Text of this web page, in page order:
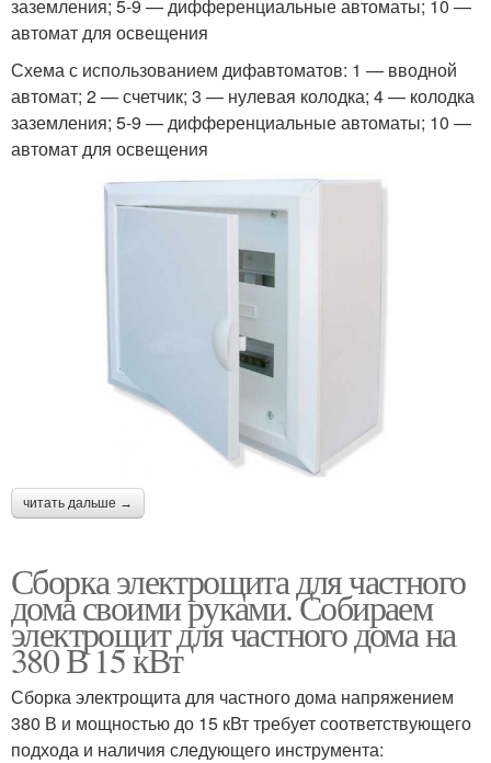
заземления; 5-9 — дифференциальные автоматы; 10 —
автомат для освещения
Схема с использованием дифавтоматов: 1 — вводной
автомат; 2 — счетчик; 3 — нулевая колодка; 4 — колодка
заземления; 5-9 — дифференциальные автоматы; 10 —
автомат для освещения
читать дальше →
Сборка электрощита для частного
дома своими руками. Собираем
электрощит для частного дома на
380 В 15 кВт
Сборка электрощита для частного дома напряжением
380 В и мощностью до 15 кВт требует соответствующего
подхода и наличия следующего инструмента: